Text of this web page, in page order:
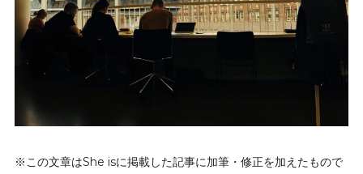
※この文章はShe isに掲載した記事に加筆・修正を加えたもので